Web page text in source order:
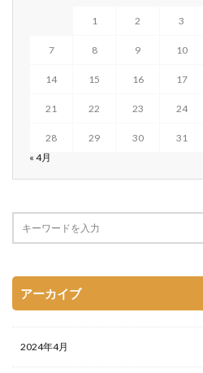
1 2 3
7 8 9 10
14 15 16 17
21 22 23 24
28 29 30
31
« 4月
アーカイブ
2024年4月